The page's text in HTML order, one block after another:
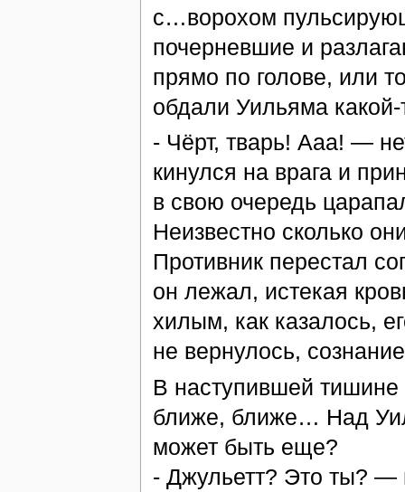
с…ворохом
почерневшие и
прямо по голове, или
обдали Уильяма
- Чёрт, тварь! Ааа! —
кинулся на врага и
в свою очередь
Неизвестно сколько
Противник перестал
он лежал, истекая
хилым, как казалось,
не вернулось,
В наступившей
ближе, ближе… Над
может быть еще?
- Джульетт? Это ты? —